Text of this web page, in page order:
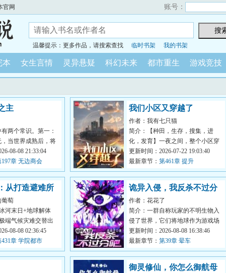
官网 账号：
温馨提示：更多作品，请搜索查找 临时书架 我的书架
本 女生言情 灵异悬疑 科幻未来 都市重生 游戏竞技
主
两个常识。第一：
当世界成熟后，将
入母河，往终焉而
08-08 21:33:04
197章 无边商会
我们小区又穿越了
作者：我有七只猫
简介：【种田，生存，搜集，进
化，发育】一夜之间，整个小区穿
越到了生物异常的原始荒野世界，
生存，成为...
更新时间：2026-07-22 19:03:40
最新章节： 第461章 提升
从打造避难所
葡萄
河末日+地球解体
端气候灾难交替出
绝，人类文明走向
08-08 02:36:45
431章 学院都市
诡异入侵，我反杀不过分
吧？
作者：花花了
简介：一群自称玩家的不明生物入
侵了世界，它们将地球作为游戏场
地，展开一场争夺卡牌的游戏。风
翎意外获...
更新时间：2026-08-08 16:38:46
最新章节： 第39章 晕车
御灵修仙，你怎么御航母